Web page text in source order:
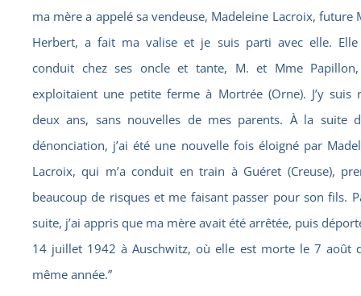
ma mère a appelé sa vendeuse, Madeleine Lacroix, future
Herbert, a fait ma valise et je suis parti avec elle. Elle
conduit chez ses oncle et tante, M. et Mme
exploitaient une petite ferme à Mortrée (Orne). J’y suis
deux ans, sans nouvelles de mes parents. À la suite
dénonciation, j’ai été une nouvelle fois éloigné par
Lacroix, qui m’a conduit en train à Guéret (Creuse),
beaucoup de risques et me faisant passer pour son fils.
suite, j’ai appris que ma mère avait été arrêtée, puis
14 juillet 1942 à Auschwitz, où elle est morte le 7 août
même année.”